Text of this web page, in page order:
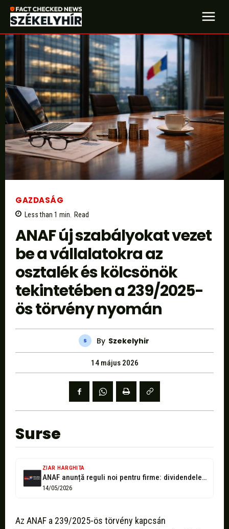
GAZDASÁG
Less than 1 min. Read
ANAF új szabályokat vezet
be a vállalatokra az
osztalék és kölcsönök
tekintetében a 239/2025-
ös törvény nyomán
By Szekelyhir
14 május 2026
Surse
ZIAR HARGHITA
ANAF anunță reguli noi pentru firme: dividendele și împrumuturile către asociați, condiționate...
14/05/2026
Az ANAF a 239/2025-ös törvény kapcsán